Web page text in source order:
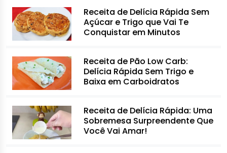
Receita de Delícia Rápida Sem
Açúcar e Trigo que Vai Te
Conquistar em Minutos
Receita de Pão Low Carb:
Delícia Rápida Sem Trigo e
Baixa em Carboidratos
Receita de Delícia Rápida: Uma
Sobremesa Surpreendente Que
Você Vai Amar!